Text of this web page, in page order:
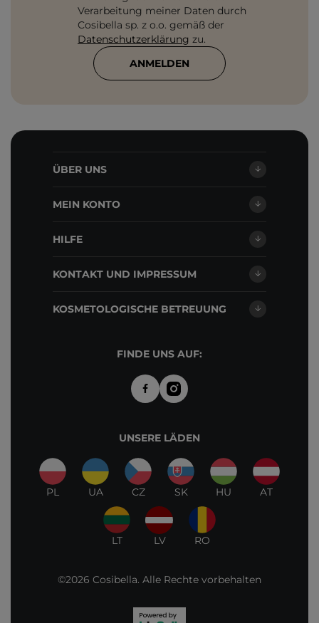
Verarbeitung meiner Daten durch
Cosibella sp. z o.o. gemäß der
Datenschutzerklärung zu.
ANMELDEN
ÜBER UNS
MEIN KONTO
HILFE
KONTAKT UND IMPRESSUM
KOSMETOLOGISCHE BETREUUNG
FINDE UNS AUF:
UNSERE LÄDEN
PL UA CZ SK HU AT
LT LV RO
©2026 Cosibella. Alle Rechte vorbehalten